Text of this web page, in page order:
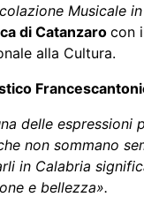
Musicale
di Catanzaro con
alla Cultura.
delle
non sommano
in Calabria
e bellezza».